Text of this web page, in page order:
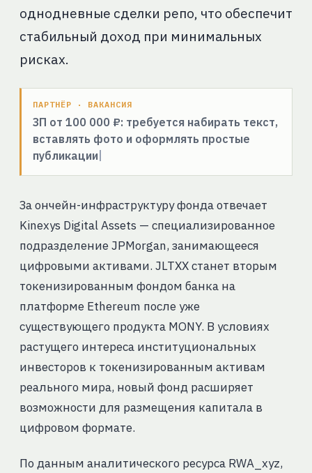
однодневные сделки репо, что обеспечит
стабильный доход при минимальных
рисках.
ПАРТНЁР · ВАКАНСИЯ
ЗП от 100 000 ₽: требуется набирать текст,
вставлять фото и оформлять простые
публикации
За ончейн-инфраструктуру фонда отвечает
Kinexys Digital Assets — специализированное
подразделение JPMorgan, занимающееся
цифровыми активами. JLTXX станет вторым
токенизированным фондом банка на
платформе Ethereum после уже
существующего продукта MONY. В условиях
растущего интереса институциональных
инвесторов к токенизированным активам
реального мира, новый фонд расширяет
возможности для размещения капитала в
цифровом формате.
По данным аналитического ресурса RWA_xyz,